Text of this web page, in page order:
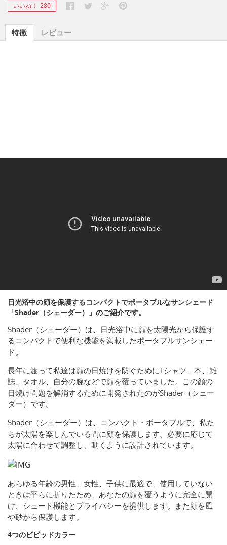
いいね！ 280
特徴 レビュー
日光浴中の顔を保護するコンパクトでポータブルなサンシェード
「Shader（シェーダー）」のご紹介です。
Shader（シェーダー）は、日光浴中に顔を太陽光から保護す
るコンパクトで便利な機能を満載したポータブルサンシェー
ド。
長年に渡って私達は顔の日焼けを防ぐためにTシャツ、本、雑
誌、タオル、自分の腕などで顔を覆っていました。この顔の
日焼け問題を解消するために開発されたのがShader（シェー
ダー）です。
Shader（シェーダー）は、コンパクト・ポータブルで、私た
ちが太陽を楽しんでいる間に顔を保護します。必要に応じて
太陽に合わせて調整し、動くように設計されています。
あらゆる年齢の男性、女性、子供に最適で、使用していない
ときは平らに折りたため、あなたの顔を覆うように完全に開
け、シェード機能とプライバシーを提供します。また顔を風
や砂から保護します。
4つのビビッドカラー